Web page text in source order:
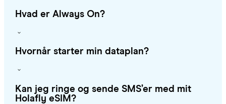
Hvad er Always On?
Hvornår starter min dataplan?
Kan jeg ringe og sende SMS’er med mit
Holafly eSIM?